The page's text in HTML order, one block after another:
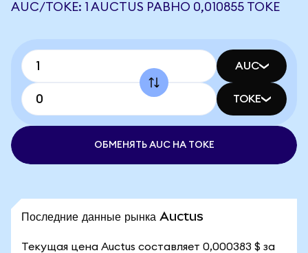
AUC/TOKE: 1 AUCTUS РАВНО 0,010855 TOKE
AUC
TOKE
ОБМЕНЯТЬ AUC НА TOKE
Последние данные рынка Auctus
Текущая цена Auctus составляет 0,000383 $ за